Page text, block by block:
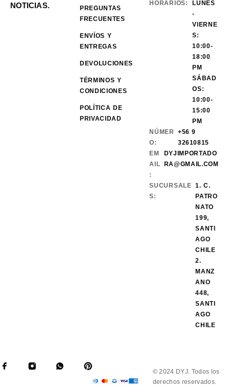
NOTICIAS.
PREGUNTAS
FRECUENTES
ENVÍOS Y
ENTREGAS
DEVOLUCIONES
TÉRMINOS Y
CONDICIONES
POLÍTICA DE
PRIVACIDAD
HORARIOS:
LUNES
-
VIERNE
S:
10:00-
18:00
PM
SÁBAD
OS:
10:00-
15:00
PM
NÚMER
O:
+56 9
32610815
EM
AIL
:
DYJIMPORTADO
RA@GMAIL.COM
SUCURSALE
S:
1. C.
PATRO
NATO
199,
SANTI
AGO
CHILE
2.
MANZ
ANO
448,
SANTI
AGO
CHILE
© 2024 DYJ. Todos los
derechos reservados.